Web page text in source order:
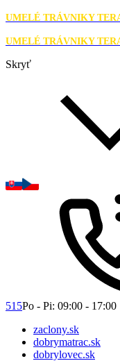
UMELÉ TRÁVNIKY
UMELÉ TRÁVNIKY
Skryť
515Po - Pi: 09:00 - 17:00
zaclony.sk
dobrymatrac.sk
dobrylovec.sk